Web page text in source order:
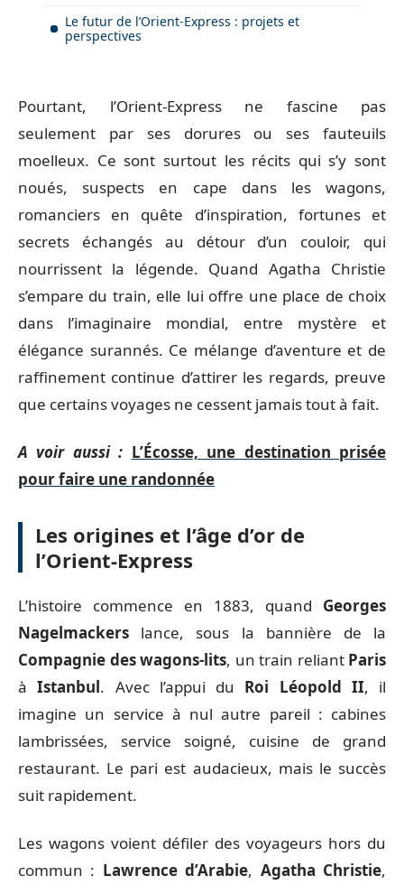
Le futur de l’Orient-Express : projets et
perspectives
Pourtant, l’Orient-Express ne fascine pas
seulement par ses dorures ou ses fauteuils
moelleux. Ce sont surtout les récits qui s’y sont
noués, suspects en cape dans les wagons,
romanciers en quête d’inspiration, fortunes et
secrets échangés au détour d’un couloir, qui
nourrissent la légende. Quand Agatha Christie
s’empare du train, elle lui offre une place de choix
dans l’imaginaire mondial, entre mystère et
élégance surannés. Ce mélange d’aventure et de
raffinement continue d’attirer les regards, preuve
que certains voyages ne cessent jamais tout à fait.
A voir aussi : L’Écosse, une destination prisée
pour faire une randonnée
Les origines et l’âge d’or de
l’Orient-Express
L’histoire commence en 1883, quand Georges
Nagelmackers lance, sous la bannière de la
Compagnie des wagons-lits, un train reliant Paris
àIstanbul. Avec l’appui du Roi Léopold II, il
imagine un service à nul autre pareil : cabines
lambrissées, service soigné, cuisine de grand
restaurant. Le pari est audacieux, mais le succès
suit rapidement.
Les wagons voient défiler des voyageurs hors du
commun : Lawrence d’Arabie, Agatha Christie,